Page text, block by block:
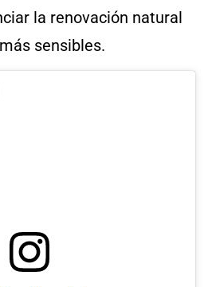
la renovación natural
sensibles.